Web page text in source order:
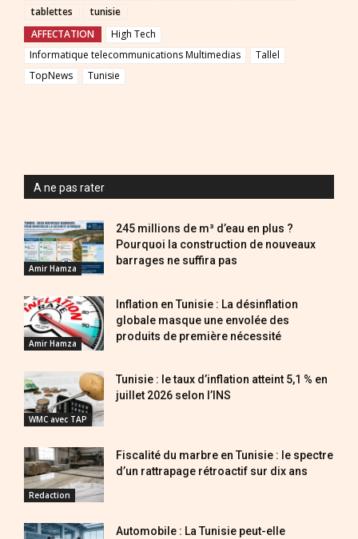
tablettes
tunisie
AFFECTATION
High Tech
Informatique telecommunications Multimedias
Tallel
TopNews
Tunisie
A ne pas rater
Amir Hamza
245 millions de m³ d’eau en plus ?
Pourquoi la construction de nouveaux
barrages ne suffira pas
Amir Hamza
Inflation en Tunisie : La désinflation
globale masque une envolée des
produits de première nécessité
WMC avec TAP
Tunisie : le taux d’inflation atteint 5,1 % en
juillet 2026 selon l’INS
Redaction
Fiscalité du marbre en Tunisie : le spectre
d’un rattrapage rétroactif sur dix ans
Automobile : La Tunisie peut-elle